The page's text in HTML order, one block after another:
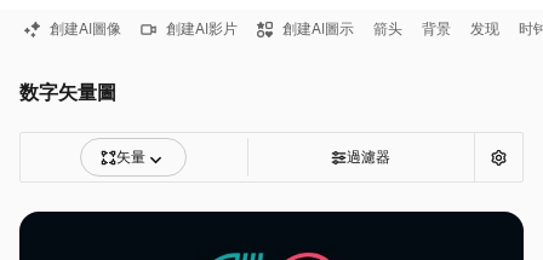
創建AI圖像 創建AI影片 創建AI圖示 箭头 背景 发现 时
数字矢量圖
矢量 過濾器